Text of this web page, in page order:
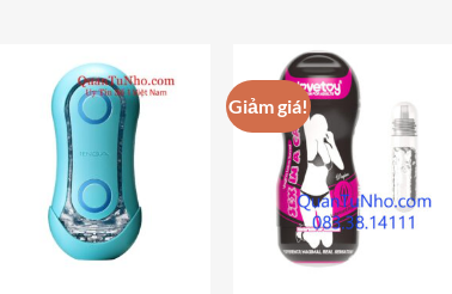
Giảm giá!